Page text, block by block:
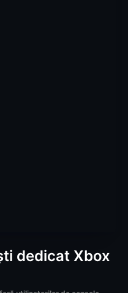
dedicat Xbox